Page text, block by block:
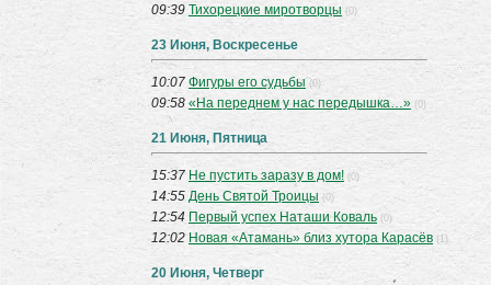
09:39 Тихорецкие миротворцы (0)
23 Июня, Воскресенье
10:07 Фигуры его судьбы (0)
09:58 «На переднем у нас передышка…» (0)
21 Июня, Пятница
15:37 Не пустить заразу в дом! (0)
14:55 День Святой Троицы (0)
12:54 Первый успех Наташи Коваль (0)
12:02 Новая «Атамань» близ хутора Карасёв (1)
20 Июня, Четверг